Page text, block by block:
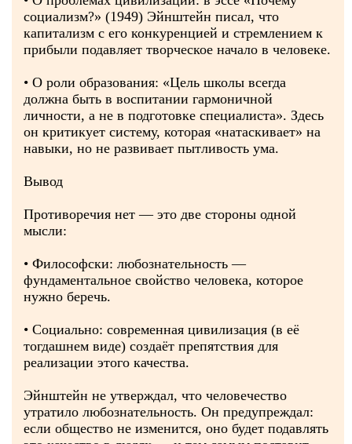
социализм?» (1949) Эйнштейн писал, что
капитализм с его конкуренцией и стремлением к
прибыли подавляет творческое начало в человеке.
• О роли образования: «Цель школы всегда
должна быть в воспитании гармоничной
личности, а не в подготовке специалиста». Здесь
он критикует систему, которая «натаскивает» на
навыки, но не развивает пытливость ума.
Вывод
Противоречия нет — это две стороны одной
мысли:
• Философски: любознательность —
фундаментальное свойство человека, которое
нужно беречь.
• Социально: современная цивилизация (в её
тогдашнем виде) создаёт препятствия для
реализации этого качества.
Эйнштейн не утверждал, что человечество
утратило любознательность. Он предупреждал:
если общество не изменится, оно будет подавлять